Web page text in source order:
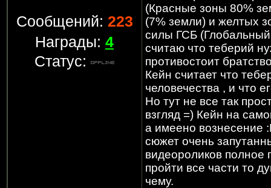
Сообщений: 223
Награды: 4
Статус:
(Красные зоны 80%
(7% земли) и желтых
силы ГСБ
считаю что теберий
противостоит
Кейн считает что
человечества , и что
Но тут не все так
взгляд =) Кейн на
а имеено вознесение
сюжет очень
видеороликов полное
пройти все части то
чему.